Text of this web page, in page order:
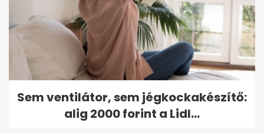
Sem ventilátor, sem jégkockakészítő:
alig 2000 forint a Lidl...